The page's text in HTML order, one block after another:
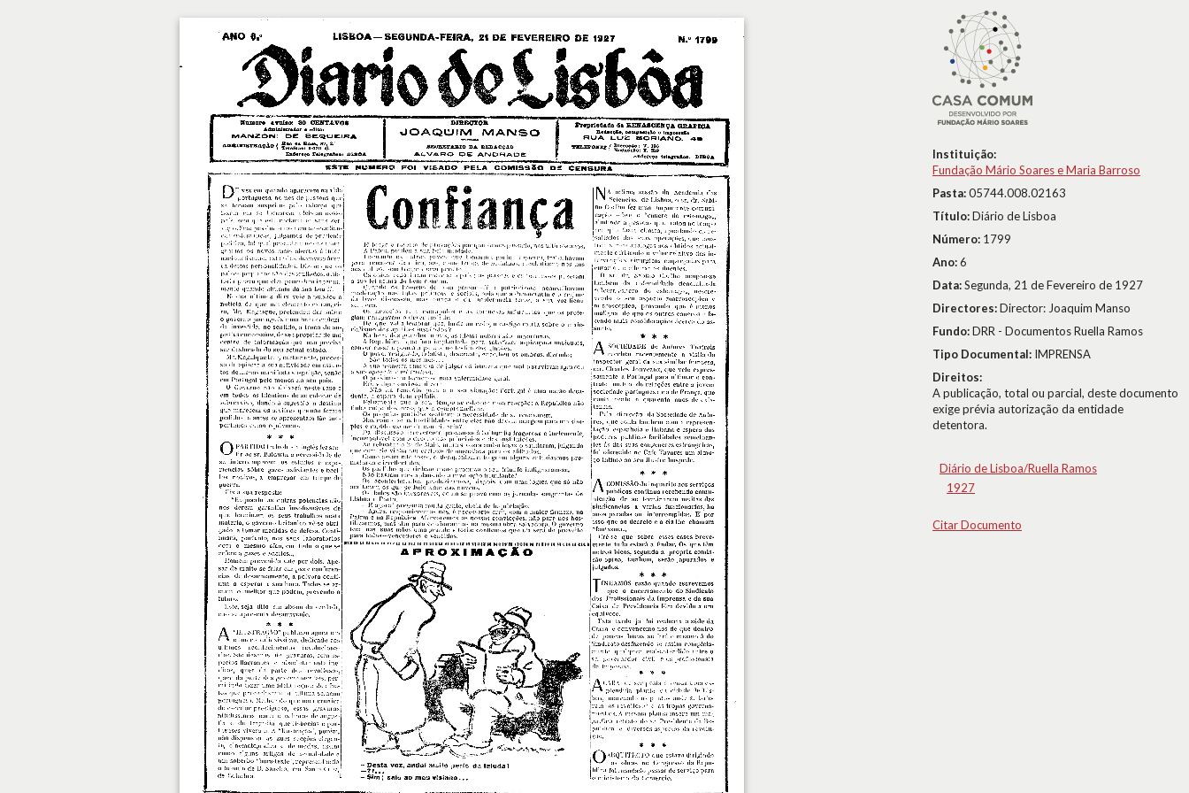
Instituição:
Fundação Mário Soares e Maria Barroso
Pasta:05744.008.02163
Título:Diário de Lisboa
Número: 1799
Ano:6
Data:Segunda, 21 de Fevereiro de 1927
Directores:Director: Joaquim Manso
Fundo:DRR - Documentos Ruella Ramos
Tipo Documental: IMPRENSA
Direitos:
A publicação, total ou parcial, deste documento
exige prévia autorização da entidade
detentora.
Diário de Lisboa/Ruella Ramos
1927
Citar Documento